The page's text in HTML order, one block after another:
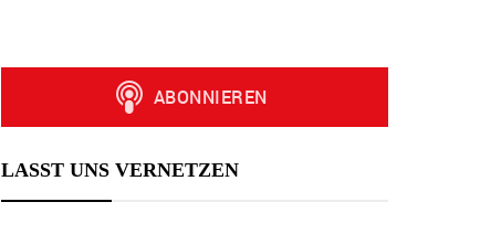
LASST UNS VERNETZEN